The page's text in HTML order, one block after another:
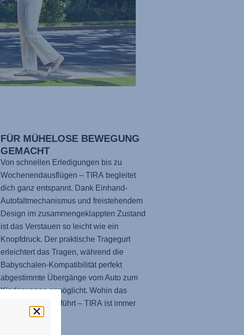
FÜR MÜHELOSE BEWEGUNG
GEMACHT
Von schnellen Erledigungen bis zu
Wochenendausflügen –TIRA begleitet
dich ganz entspannt. Dank Einhand-
Autofaltmechanismus und freistehendem
Design im zusammengeklappten Zustand
ist das Verstauen so leicht wie ein
Knopfdruck. Der praktische Tragegurt
erleichtert das Tragen, während die
Babyschalen-Kompatibilität perfekt
abgestimmte Übergänge vom Auto zum
Kinderwagen ermöglicht. Wohin das
Leben dich auch führt –TIRA ist immer